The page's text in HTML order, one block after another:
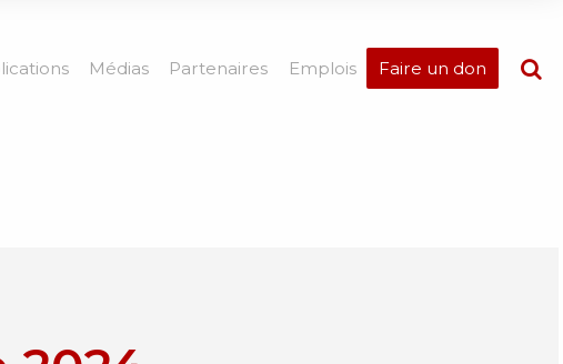
Médias Partenaires Emplois Faire un don